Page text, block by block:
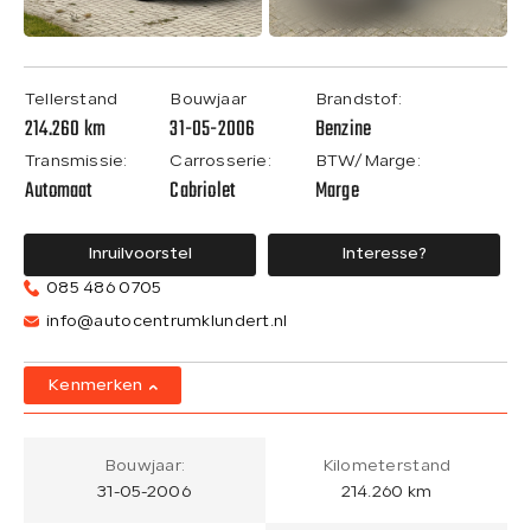
Tellerstand
214.260 km
Bouwjaar
31-05-2006
Brandstof:
Benzine
Transmissie:
Automaat
Carrosserie:
Cabriolet
BTW/Marge:
Marge
Inruilvoorstel
Interesse?
085 486 0705
info@autocentrumklundert.nl
Kenmerken
Bouwjaar:
31-05-2006
Kilometerstand
214.260 km